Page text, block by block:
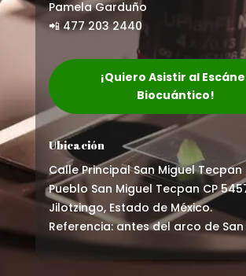
Pamela Garduño
📲 477 203 2440
¡Quiero Asistir al
Biocuántico!
Ubicación
Calle Principal San Miguel
Pueblo San Miguel Tecpan CP
Jilotzingo, Estado de México.
Referencia: antes del arco de San